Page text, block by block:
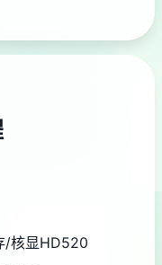
/核显HD520